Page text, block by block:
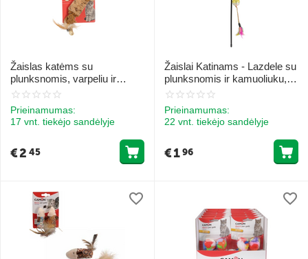
Žaislas katėms su
plunksnomis, varpeliu ir
katinu mentu 20cm
Prieinamumas:
17 vnt. tiekėjo sandėlyje
€2 45
Žaislai Katinams - Lazdele su
plunksnomis ir kamuoliuku,
46cm
Prieinamumas:
22 vnt. tiekėjo sandėlyje
€196